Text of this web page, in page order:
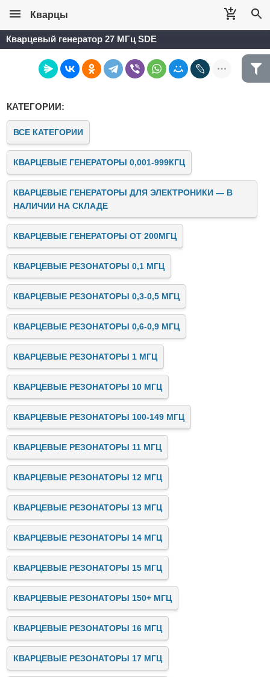
Кварцы
Кварцевый генератор 27 МГц SDE
КАТЕГОРИИ:
ВСЕ КАТЕГОРИИ
КВАРЦЕВЫЕ ГЕНЕРАТОРЫ 0,001-999КГЦ
КВАРЦЕВЫЕ ГЕНЕРАТОРЫ ДЛЯ ЭЛЕКТРОНИКИ — В
НАЛИЧИИ НА СКЛАДЕ
КВАРЦЕВЫЕ ГЕНЕРАТОРЫ ОТ 200МГЦ
КВАРЦЕВЫЕ РЕЗОНАТОРЫ 0,1 МГЦ
КВАРЦЕВЫЕ РЕЗОНАТОРЫ 0,3-0,5 МГЦ
КВАРЦЕВЫЕ РЕЗОНАТОРЫ 0,6-0,9 МГЦ
КВАРЦЕВЫЕ РЕЗОНАТОРЫ 1 МГЦ
КВАРЦЕВЫЕ РЕЗОНАТОРЫ 10 МГЦ
КВАРЦЕВЫЕ РЕЗОНАТОРЫ 100-149 МГЦ
КВАРЦЕВЫЕ РЕЗОНАТОРЫ 11 МГЦ
КВАРЦЕВЫЕ РЕЗОНАТОРЫ 12 МГЦ
КВАРЦЕВЫЕ РЕЗОНАТОРЫ 13 МГЦ
КВАРЦЕВЫЕ РЕЗОНАТОРЫ 14 МГЦ
КВАРЦЕВЫЕ РЕЗОНАТОРЫ 15 МГЦ
КВАРЦЕВЫЕ РЕЗОНАТОРЫ 150+ МГЦ
КВАРЦЕВЫЕ РЕЗОНАТОРЫ 16 МГЦ
КВАРЦЕВЫЕ РЕЗОНАТОРЫ 17 МГЦ